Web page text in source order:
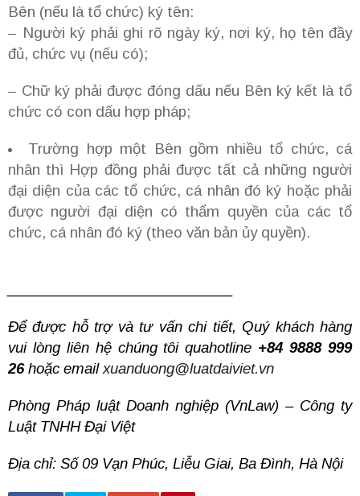
Bên (nếu là tổ chức) ký tên:
– Người ký phải ghi rõ ngày ký, nơi ký, họ tên đầy
đủ, chức vụ (nếu có);
– Chữ ký phải được đóng dấu nếu Bên ký kết là tổ
chức có con dấu hợp pháp;
Trường hợp một Bên gồm nhiều tổ chức, cá
nhân thì Hợp đồng phải được tất cả những người
đại diện của các tổ chức, cá nhân đó ký hoặc phải
được người đại diện có thẩm quyền của các tổ
chức, cá nhân đó ký (theo văn bản ủy quyền).
Để được hỗ trợ và tư vấn chi tiết, Quý khách hàng
vui lòng liên hệ chúng tôi quahotline +84 9888 999
26hoặc email xuanduong@luatdaiviet.vn
Phòng Pháp luật Doanh nghiệp (VnLaw) – Công ty
Luật TNHH Đại Việt
Địa chỉ: Số 09 Vạn Phúc, Liễu Giai, Ba Đình, Hà Nội